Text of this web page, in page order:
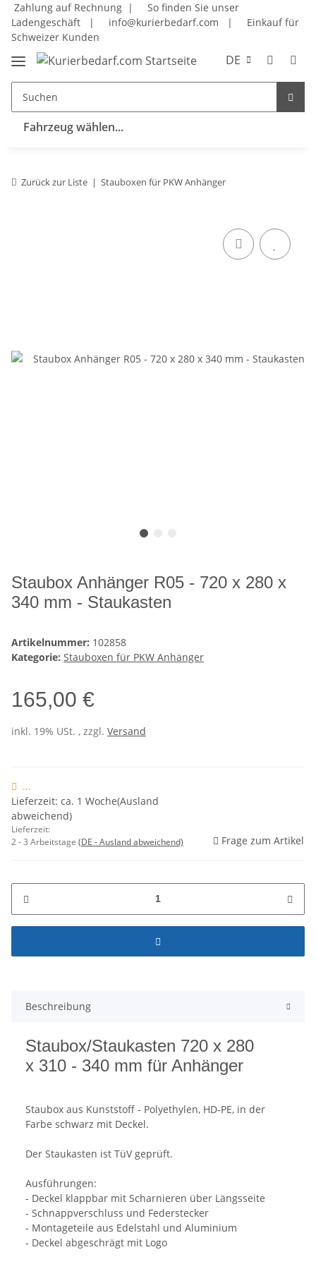
Zahlung auf Rechnung |
So finden Sie unser
Ladengeschäft
| info@kurierbedarf.com |
Einkauf für
Schweizer Kunden
DE
Fahrzeug wählen...
Zurück zur Liste Stauboxen für PKW Anhänger
Staubox Anhänger R05 - 720 x 280 x
340 mm - Staukasten
Artikelnummer: 102858
Kategorie: Stauboxen für PKW Anhänger
165,00 €
inkl. 19% USt. , zzgl. Versand
...
Lieferzeit: ca. 1 Woche(Ausland
abweichend)
Lieferzeit:
2 - 3 Arbeitstage (DE - Ausland abweichend) Frage zum Artikel
Beschreibung
Staubox/Staukasten 720 x 280
x 310 - 340 mm für Anhänger
Staubox aus Kunststoff - Polyethylen, HD-PE, in der
Farbe schwarz mit Deckel.
Der Staukasten ist TüV geprüft.
Ausführungen:
- Deckel klappbar mit Scharnieren über Längsseite
- Schnappverschluss und Federstecker
- Montageteile aus Edelstahl und Aluminium
- Deckel abgeschrägt mit Logo